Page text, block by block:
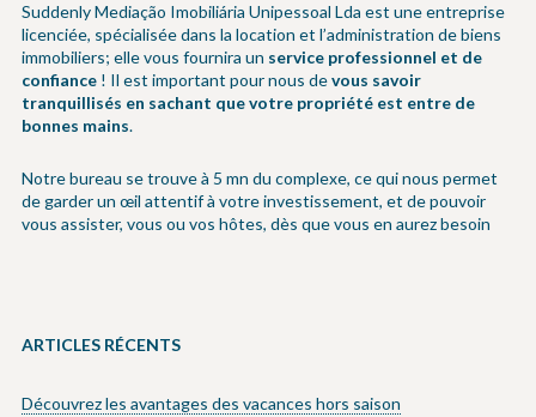
Suddenly Mediação Imobiliária Unipessoal Lda est une entreprise
licenciée, spécialisée dans la location et l’administration de biens
immobiliers; elle vous fournira un service professionnel et de
confiance! Il est important pour nous devous savoir
tranquillisés en sachant que votre propriété est entre de
bonnes mains.
Notre bureau se trouve à 5 mn du complexe, ce qui nous permet
de garder un œil attentif à votre investissement, et de pouvoir
vous assister, vous ou vos hôtes, dès que vous en aurez besoin
ARTICLES RÉCENTS
Découvrez les avantages des vacances hors saison